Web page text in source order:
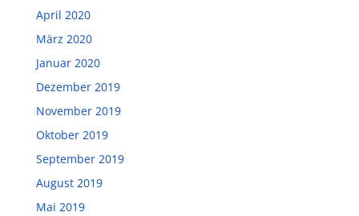
April 2020
März 2020
Januar 2020
Dezember 2019
November 2019
Oktober 2019
September 2019
August 2019
Mai 2019